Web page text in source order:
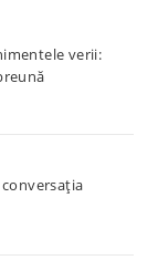
verii: